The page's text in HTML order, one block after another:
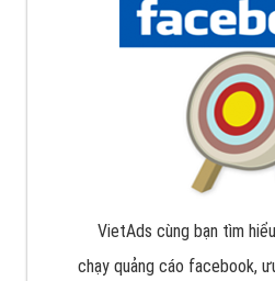
VietAds cùng bạn tìm
chạy quảng cáo facebook,